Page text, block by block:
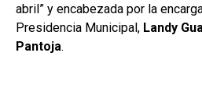
abril” y encabezada por la
Presidencia Municipal, Landy
Pantoja.